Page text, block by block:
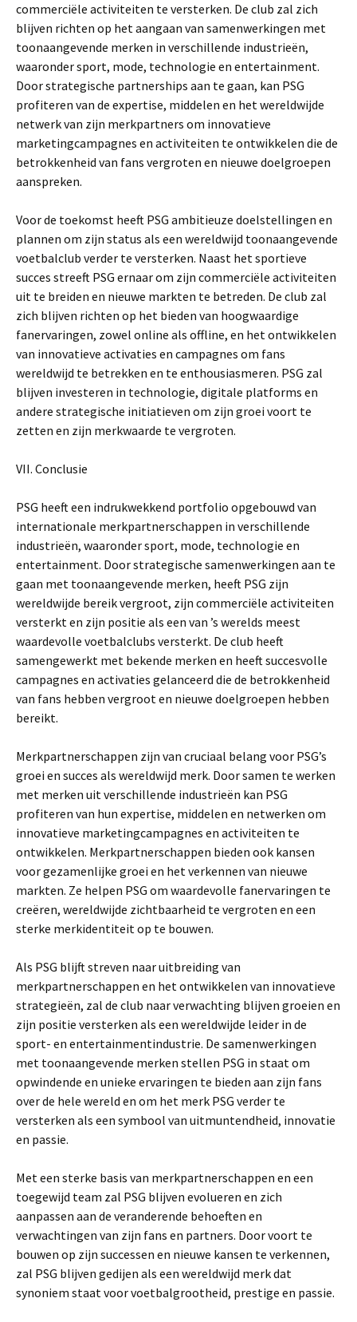
commerciële activiteiten te versterken. De club zal zich
blijven richten op het aangaan van samenwerkingen met
toonaangevende merken in verschillende industrieën,
waaronder sport, mode, technologie en entertainment.
Door strategische partnerships aan te gaan, kan PSG
profiteren van de expertise, middelen en het wereldwijde
netwerk van zijn merkpartners om innovatieve
marketingcampagnes en activiteiten te ontwikkelen die de
betrokkenheid van fans vergroten en nieuwe doelgroepen
aanspreken.
Voor de toekomst heeft PSG ambitieuze doelstellingen en
plannen om zijn status als een wereldwijd toonaangevende
voetbalclub verder te versterken. Naast het sportieve
succes streeft PSG ernaar om zijn commerciële activiteiten
uit te breiden en nieuwe markten te betreden. De club zal
zich blijven richten op het bieden van hoogwaardige
fanervaringen, zowel online als offline, en het ontwikkelen
van innovatieve activaties en campagnes om fans
wereldwijd te betrekken en te enthousiasmeren. PSG zal
blijven investeren in technologie, digitale platforms en
andere strategische initiatieven om zijn groei voort te
zetten en zijn merkwaarde te vergroten.
VII. Conclusie
PSG heeft een indrukwekkend portfolio opgebouwd van
internationale merkpartnerschappen in verschillende
industrieën, waaronder sport, mode, technologie en
entertainment. Door strategische samenwerkingen aan te
gaan met toonaangevende merken, heeft PSG zijn
wereldwijde bereik vergroot, zijn commerciële activiteiten
versterkt en zijn positie als een van ’s werelds meest
waardevolle voetbalclubs versterkt. De club heeft
samengewerkt met bekende merken en heeft succesvolle
campagnes en activaties gelanceerd die de betrokkenheid
van fans hebben vergroot en nieuwe doelgroepen hebben
bereikt.
Merkpartnerschappen zijn van cruciaal belang voor PSG’s
groei en succes als wereldwijd merk. Door samen te werken
met merken uit verschillende industrieën kan PSG
profiteren van hun expertise, middelen en netwerken om
innovatieve marketingcampagnes en activiteiten te
ontwikkelen. Merkpartnerschappen bieden ook kansen
voor gezamenlijke groei en het verkennen van nieuwe
markten. Ze helpen PSG om waardevolle fanervaringen te
creëren, wereldwijde zichtbaarheid te vergroten en een
sterke merkidentiteit op te bouwen.
Als PSG blijft streven naar uitbreiding van
merkpartnerschappen en het ontwikkelen van innovatieve
strategieën, zal de club naar verwachting blijven groeien en
zijn positie versterken als een wereldwijde leider in de
sport- en entertainmentindustrie. De samenwerkingen
met toonaangevende merken stellen PSG in staat om
opwindende en unieke ervaringen te bieden aan zijn fans
over de hele wereld en om het merk PSG verder te
versterken als een symbool van uitmuntendheid, innovatie
en passie.
Met een sterke basis van merkpartnerschappen en een
toegewijd team zal PSG blijven evolueren en zich
aanpassen aan de veranderende behoeften en
verwachtingen van zijn fans en partners. Door voort te
bouwen op zijn successen en nieuwe kansen te verkennen,
zal PSG blijven gedijen als een wereldwijd merk dat
synoniem staat voor voetbalgrootheid, prestige en passie.